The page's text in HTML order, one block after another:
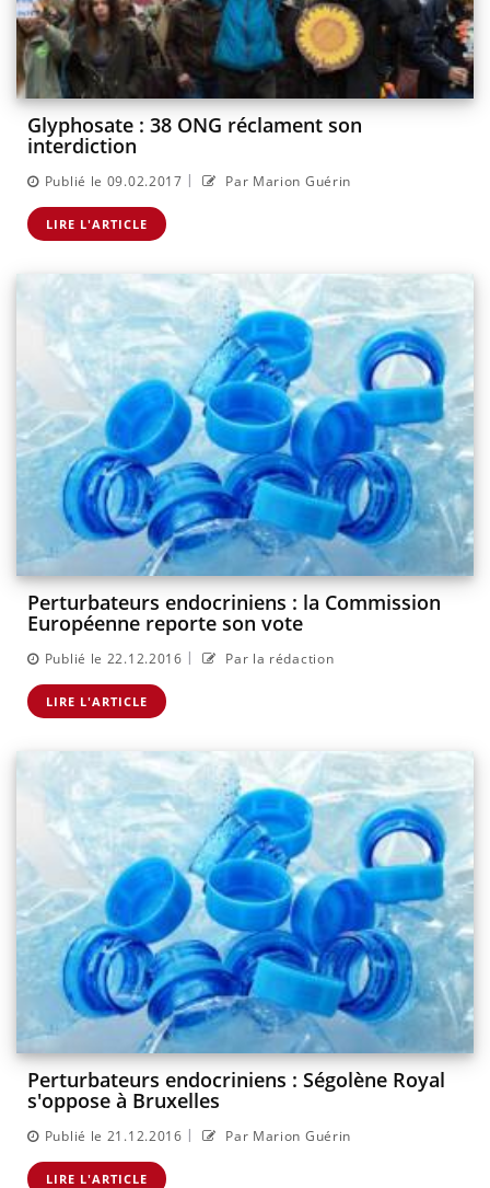
Glyphosate : 38 ONG réclament son
interdiction
Publié le 09.02.2017 | Par Marion Guérin
LIRE L'ARTICLE
Perturbateurs endocriniens : la Commission
Européenne reporte son vote
Publié le 22.12.2016 | Par la rédaction
LIRE L'ARTICLE
Perturbateurs endocriniens : Ségolène Royal
s'oppose à Bruxelles
Publié le 21.12.2016 | Par Marion Guérin
LIRE L'ARTICLE